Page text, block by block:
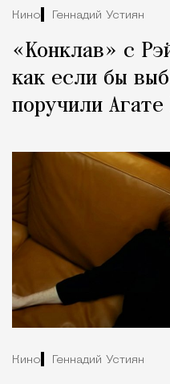
Кино Геннадий Устиян
«Конклав» с
как если бы
поручили
Кино Геннадий Устиян